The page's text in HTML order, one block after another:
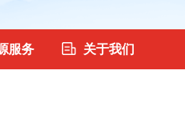
服务 关于我们